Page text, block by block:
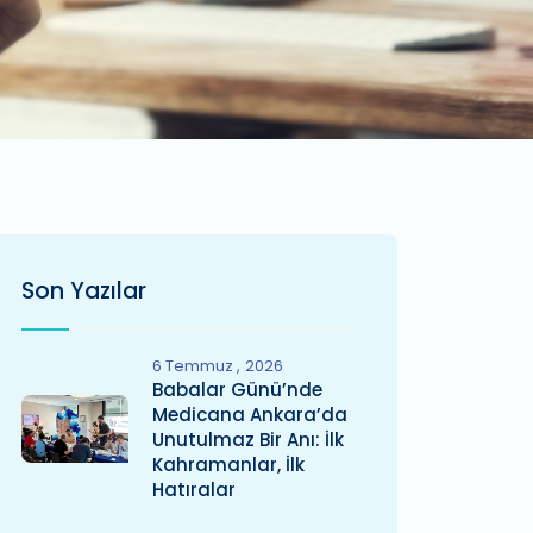
Son Yazılar
6 Temmuz 2026
Babalar Günü’nde
Medicana Ankara’da
Unutulmaz Bir Anı: İlk
Kahramanlar, İlk
Hatıralar